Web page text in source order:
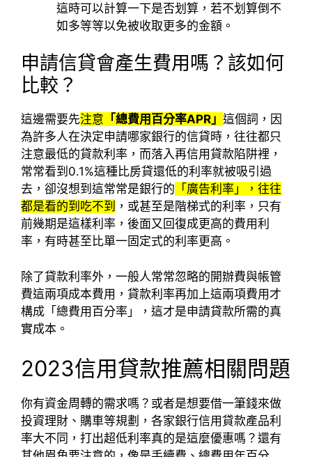
這時可以計算一下是否划算，若不划算倒不
如多等等以免被收取更多的金額。
申請信貸會產生費用嗎？該如何
比較？
這邊需要先注意 「 總費用百分率APR 」 這個詞，因
為許多人在決定申請哪家銀行的信貸時，往往都只
注意最低的貸款利率，而落入再信用貸款陷阱裡，
常常看到0.1%這種比房貸還低的利率就被吸引過
去，卻沒想到這常常是銀行的 「廣告利率」，往往
都是看的到吃不到 ，或甚至是階梯式的利率，只有
前幾期是這樣利率，後面又回復成更高的費用利
率，有時甚至比單一固定式的利率更高。
除了貸款利率外，一般人常常忽略的開辦費與帳管
費這兩項成本費用，貸款利率再加上這兩項費用才
構成「總費用百分率」，這才是申請貸款所需的真
實成本。
2023信用貸款推薦相關問題
你有資金周轉的需求嗎？或者是想要借一筆錢來做
投資理財、購車等規劃，各家銀行信用貸款產品利
率大不同，打出超低利率真的是這麼優惠嗎？還有